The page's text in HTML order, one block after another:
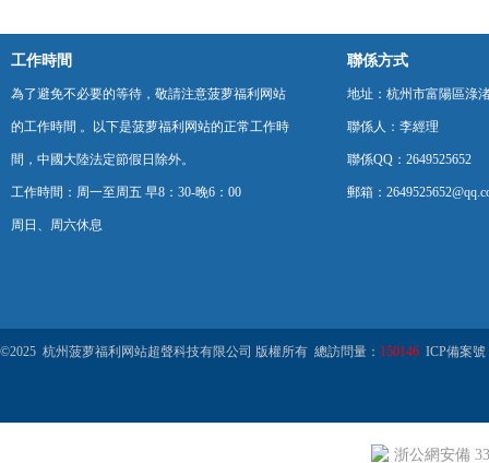
工作時間
為了避免不必要的等待，敬請注意菠萝福利网站
的工作時間 。以下是菠萝福利网站的正常工作時
間，中國大陸法定節假日除外。
工作時間：周一至周五 早8：30-晚6：00
周日、周六休息
聯係方式
地址：杭州市富陽區淥
聯係人：李經理
聯係QQ：2649525652
郵箱：
©2025 杭州菠萝福利网站超聲科技有限公司 版權所有 總訪問量： 150146 ICP備案號
浙公網安備